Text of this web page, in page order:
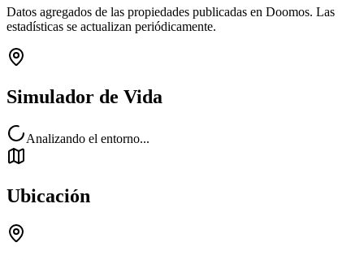
Datos agregados de las propiedades publicadas en Doomos. Las
estadísticas se actualizan periódicamente.
Simulador de Vida
Analizando el entorno...
Ubicación